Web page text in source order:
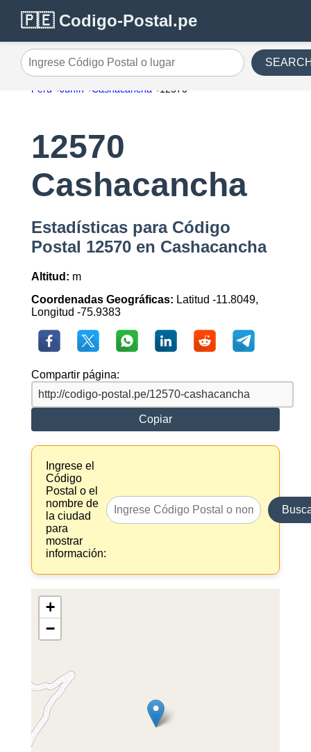
🇵🇪 Codigo-Postal.pe
Ingrese Código Postal o lugar
Perú Junín Cashacancha 12570
12570
Cashacancha
Estadísticas para Código
Postal 12570 en Cashacancha
Altitud: m
Coordenadas Geográficas: Latitud -11.8049,
Longitud -75.9383
Compartir página:
Copiar
Ingrese el
Código
Postal o el
nombre de
la ciudad
para
mostrar
información:
+
−